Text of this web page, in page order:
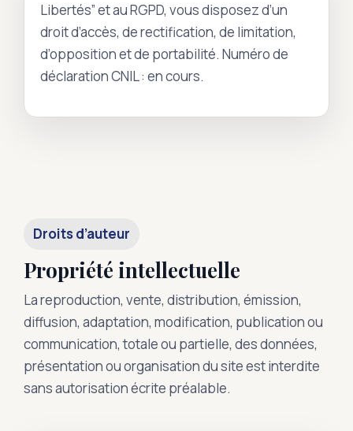
Libertés” et au RGPD, vous disposez d’un
droit d’accès, de rectification, de limitation,
d’opposition et de portabilité. Numéro de
déclaration CNIL : en cours.
Droits d’auteur
Propriété intellectuelle
La reproduction, vente, distribution, émission,
diffusion, adaptation, modification, publication ou
communication, totale ou partielle, des données,
présentation ou organisation du site est interdite
sans autorisation écrite préalable.